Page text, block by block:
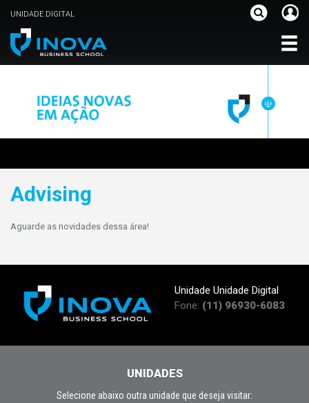
UNIDADE DIGITAL
Advising
Aguarde as novidades dessa área!
Unidade Unidade Digital
Fone: (11) 96930-6083
UNIDADES
Selecione abaixo outra unidade que deseja visitar: